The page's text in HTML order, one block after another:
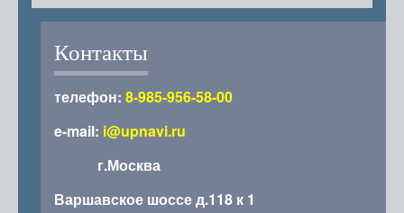
Карты для эхолотов
Контакты
телефон: 8-985-956-58-00
e-mail: i@upnavi.ru
г.Москва
Варшавское шоссе д.118 к 1